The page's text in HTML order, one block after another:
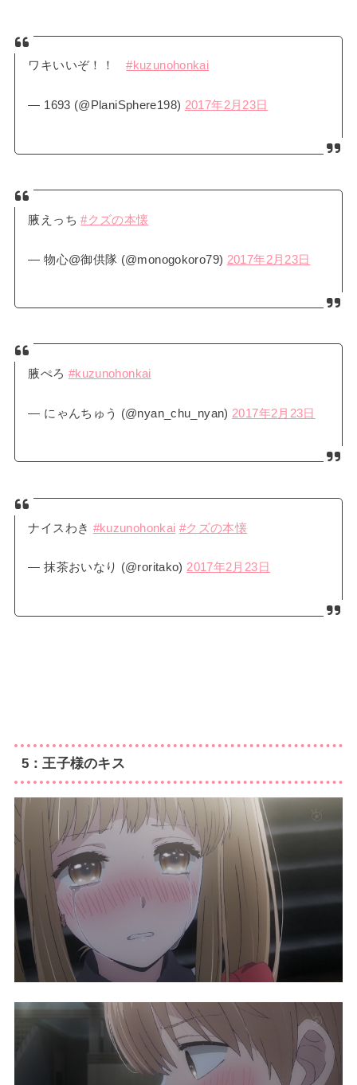
ワキいいぞ！！#kuzunohonkai
— 1693 (@PlaniSphere198) 2017年2月23日
腋えっち#クズの本懐
— 物心@御供隊 (@monogokoro79) 2017年2月23日
腋ぺろ #kuzunohonkai
— にゃんちゅう (@nyan_chu_nyan) 2017年2月23日
ナイスわき #kuzunohonkai #クズの本懐
— 抹茶おいなり (@roritako)2017年2月23日
5：王子様のキス